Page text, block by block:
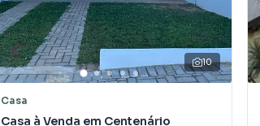
10
Casa
Casa à Venda em Centenário